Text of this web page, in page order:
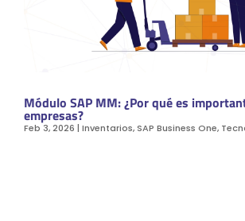
Módulo SAP MM: ¿Por qué es
empresas?
Feb 3, 2026 |Inventarios, SAP Business One,